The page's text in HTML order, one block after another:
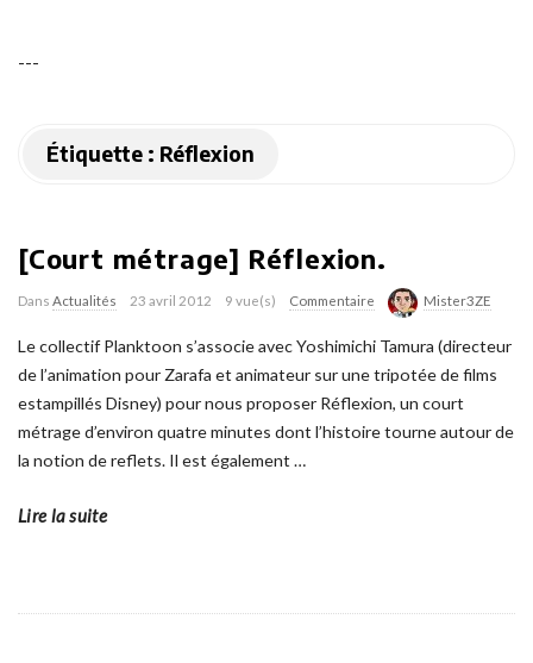
---
Étiquette : Réflexion
[Court métrage] Réflexion.
Dans Actualités 23 avril 2012 9 vue(s) Commentaire Mister3ZE
Le collectif Planktoon s’associe avec Yoshimichi Tamura (directeur
de l’animation pour Zarafa et animateur sur une tripotée de films
estampillés Disney) pour nous proposer Réflexion, un court
métrage d’environ quatre minutes dont l’histoire tourne autour de
la notion de reflets. Il est également…
Lire la suite